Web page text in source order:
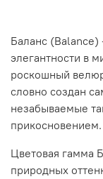
Баланс
элегантности в
роскошный
словно создан
незабываемые
прикосновением.
Цветовая гамма
природных